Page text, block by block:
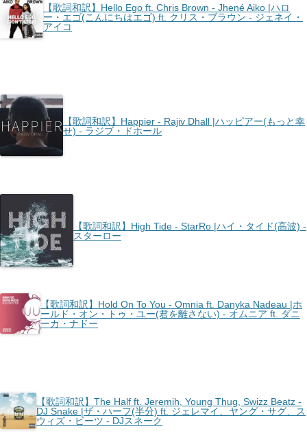
【歌詞和訳】Hello Ego ft. Chris Brown - Jhené Aiko |ハロ
ー・エゴ(こんにちはエゴ) ft. クリス・ブラウン - ジェネイ・
アイコ
【歌詞和訳】Happier - Rajiv Dhall |ハッピアー(もっと幸
せ) - ラジブ・ドホール
【歌詞和訳】High Tide - StarRo |ハイ・タイド(高波) -
スターロー
【歌詞和訳】Hold On To You - Omnia ft. Danyka Nadeau |ホ
ールド・オン・トゥ・ユー(君を離さない) - オムニア ft. ダニ
ーカ・ナドー
【歌詞和訳】The Half ft. Jeremih, Young Thug, Swizz Beatz -
DJ Snake |ザ・ハーフ(半分) ft. ジェレマイ、ヤング・サグ、ス
ウィズ・ビーツ - DJスネーク